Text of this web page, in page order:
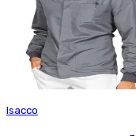
Isacco